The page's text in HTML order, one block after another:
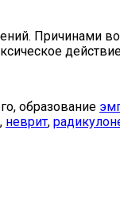
Причинами
образование
, неврит,